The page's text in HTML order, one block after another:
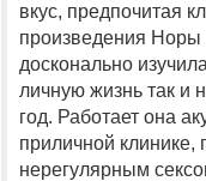
вкус, предпочитая
произведения
досконально
личную жизнь так и
год. Работает она
приличной клинике,
нерегулярным